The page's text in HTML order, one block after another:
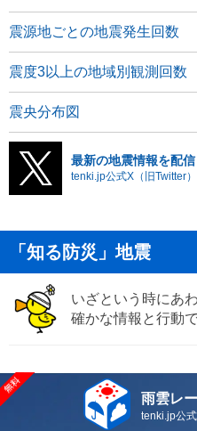
震源地ごとの地震発生回数
震度3以上の地域別観測回数
震央分布図
最新の地震情報を配信
tenki.jp公式X（旧Twitter
「知る防災」地震
いざという時にあ
確かな情報と行動
雨雲レ
tenki.jp公